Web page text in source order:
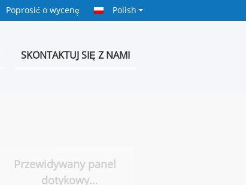
Poprosić o wycenę Polish
SKONTAKTUJ SIĘ Z NAMI
Przewidywany panel
dotykowy